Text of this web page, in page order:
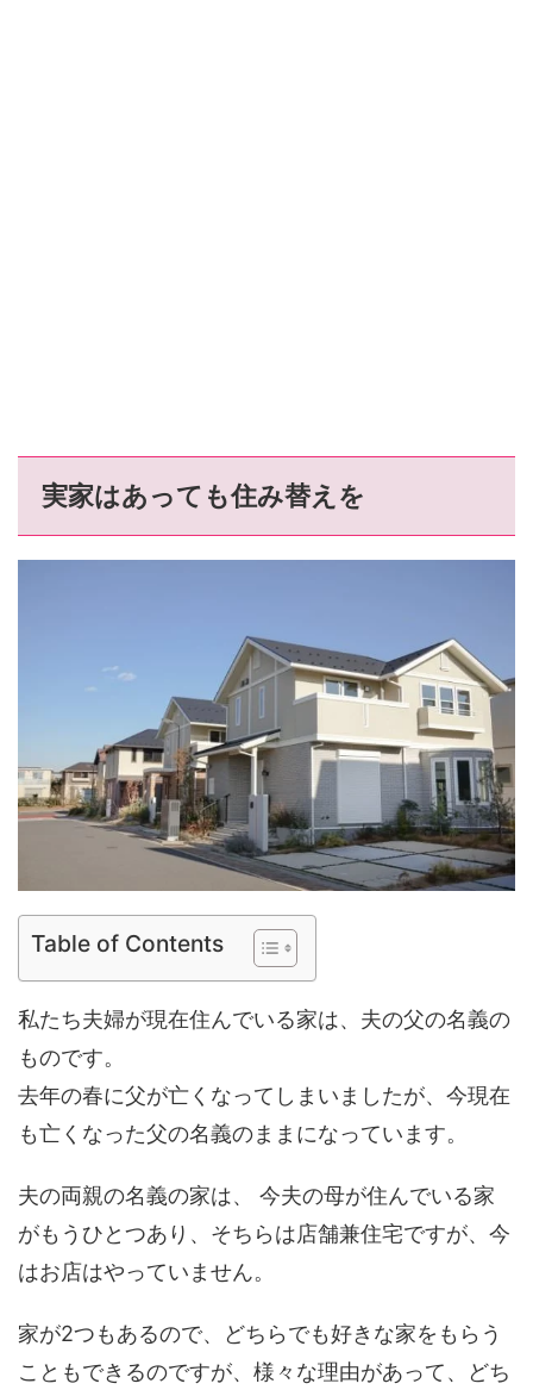
実家はあっても住み替えを
Table of Contents
私たち夫婦が現在住んでいる家は、夫の父の名義の
ものです。
去年の春に父が亡くなってしまいましたが、今現在
も亡くなった父の名義のままになっています。
夫の両親の名義の家は、 今夫の母が住んでいる家
がもうひとつあり、そちらは店舗兼住宅ですが、今
はお店はやっていません。
家が2つもあるので、どちらでも好きな家をもらう
こともできるのですが、様々な理由があって、どち